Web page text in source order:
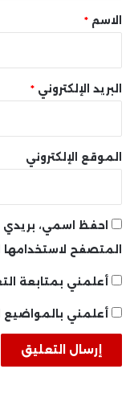
* الاسم *
البريد الإلكتروني *
الموقع الإلكتروني
احفظ اسمي، بريدي
المتصفح
أعلمني بمتابعة
أعلمني بالمواضيع